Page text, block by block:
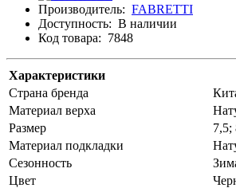
Производитель: FABRETTI
Доступность: В наличии
Код товара: 7848
Характеристики
Страна бренда
Материал верха
Размер
7,5;
Материал подкладки
Сезонность
Цвет